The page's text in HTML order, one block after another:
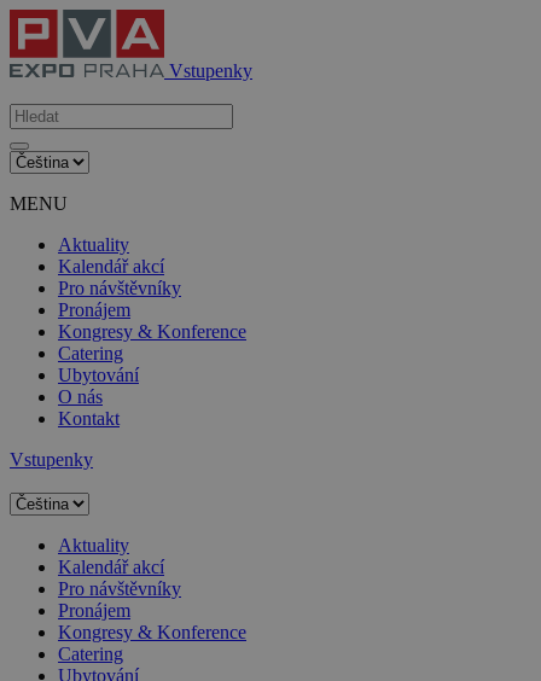
Vstupenky
MENU
Aktuality
Kalendář akcí
Pro návštěvníky
Pronájem
Kongresy & Konference
Catering
Ubytování
O nás
Kontakt
Vstupenky
Aktuality
Kalendář akcí
Pro návštěvníky
Pronájem
Kongresy & Konference
Catering
Ubytování